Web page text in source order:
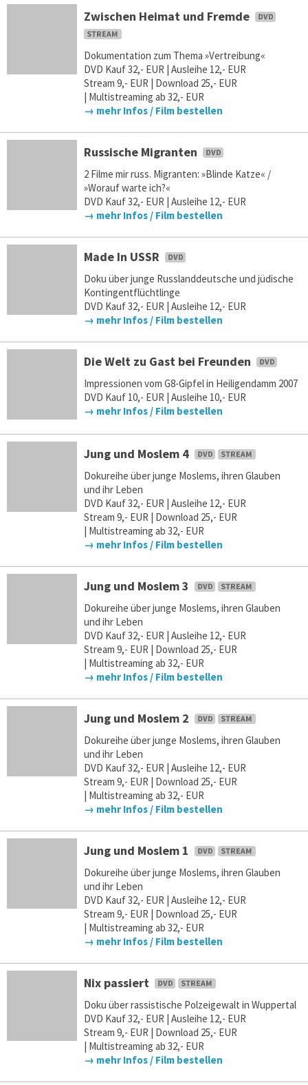
Zwischen Heimat und Fremde
Dokumentation zum Thema »Vertreibung«
DVD Kauf 32,- EUR | Ausleihe 12,- EUR
Stream 9,- EUR | Download 25,- EUR
| Multistreaming ab 32,- EUR
→ mehr Infos / Film bestellen
Russische Migranten
2 Filme mir russ. Migranten: »Blinde Katze« /
»Worauf warte ich?«
DVD Kauf 32,- EUR | Ausleihe 12,- EUR
→ mehr Infos / Film bestellen
Made In USSR
Doku über junge Russlanddeutsche und jüdische
Kontingentflüchtlinge
DVD Kauf 32,- EUR | Ausleihe 12,- EUR
→ mehr Infos / Film bestellen
Die Welt zu Gast bei Freunden
Impressionen vom G8-Gipfel in Heiligendamm 2007
DVD Kauf 10,- EUR | Ausleihe 10,- EUR
→ mehr Infos / Film bestellen
Jung und Moslem 4
Dokureihe über junge Moslems, ihren Glauben
und ihr Leben
DVD Kauf 32,- EUR | Ausleihe 12,- EUR
Stream 9,- EUR | Download 25,- EUR
| Multistreaming ab 32,- EUR
→ mehr Infos / Film bestellen
Jung und Moslem 3
Dokureihe über junge Moslems, ihren Glauben
und ihr Leben
DVD Kauf 32,- EUR | Ausleihe 12,- EUR
Stream 9,- EUR | Download 25,- EUR
| Multistreaming ab 32,- EUR
→ mehr Infos / Film bestellen
Jung und Moslem 2
Dokureihe über junge Moslems, ihren Glauben
und ihr Leben
DVD Kauf 32,- EUR | Ausleihe 12,- EUR
Stream 9,- EUR | Download 25,- EUR
| Multistreaming ab 32,- EUR
→ mehr Infos / Film bestellen
Jung und Moslem 1
Dokureihe über junge Moslems, ihren Glauben
und ihr Leben
DVD Kauf 32,- EUR | Ausleihe 12,- EUR
Stream 9,- EUR | Download 25,- EUR
| Multistreaming ab 32,- EUR
→ mehr Infos / Film bestellen
Nix passiert
Doku über rassistische Polzeigewalt in Wuppertal
DVD Kauf 32,- EUR | Ausleihe 12,- EUR
Stream 9,- EUR | Download 25,- EUR
| Multistreaming ab 32,- EUR
→ mehr Infos / Film bestellen